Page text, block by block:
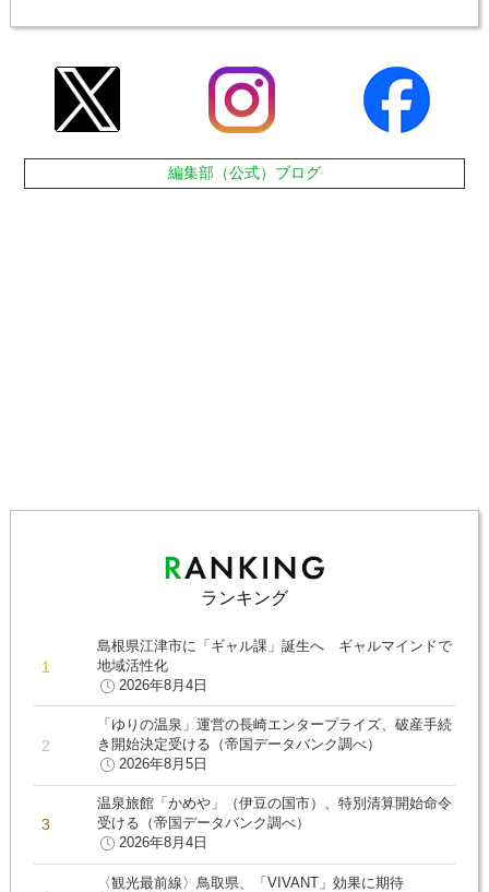
編集部（公式）ブログ
ランキング
島根県江津市に「ギャル課」誕生へ ギャルマインドで
地域活性化
2026年8月4日
「ゆりの温泉」運営の長崎エンタープライズ、破産手続
き開始決定受ける（帝国データバンク調べ）
2026年8月5日
温泉旅館「かめや」（伊豆の国市）、特別清算開始命令
受ける（帝国データバンク調べ）
2026年8月4日
〈観光最前線〉鳥取県、「VIVANT」効果に期待